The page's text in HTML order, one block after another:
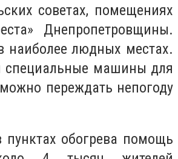
советах, помещениях
Днепропетровщины.
наиболее людных местах.
специальные машины для
переждать непогоду
обогрева помощь